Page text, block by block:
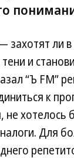
захотят ли
и
“Ъ FM”
к
не хотелось
налоги. Для